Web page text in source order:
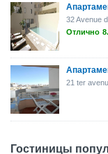
32 Avenue
Отлично
21 ter
Гостиницы